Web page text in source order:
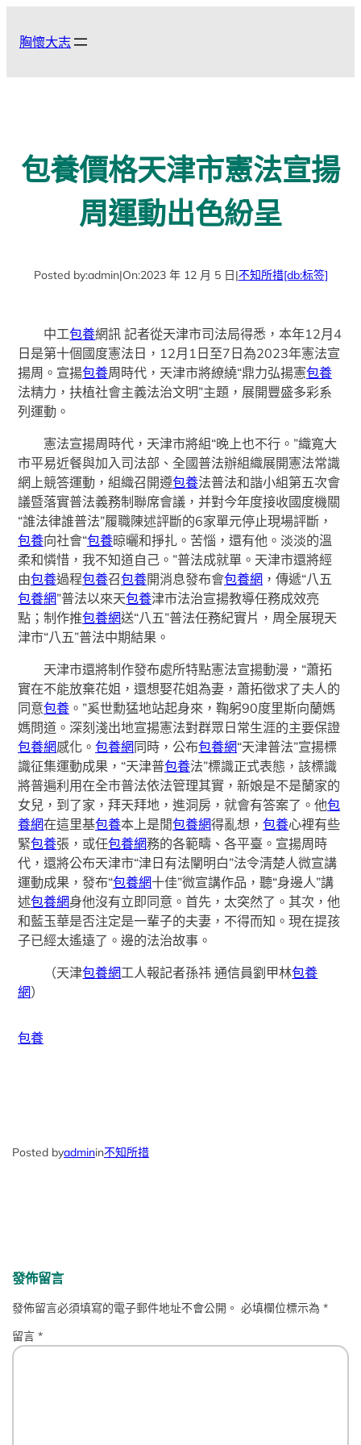
胸懷大志
包養價格天津市憲法宣揚
周運動出色紛呈
Posted by:admin|On:2023 年 12 月 5 日|不知所措[db:标签]
中工包養網訊 記者從天津市司法局得悉，本年12月4
日是第十個國度憲法日，12月1日至7日為2023年憲法宣
揚周。宣揚包養周時代，天津市將繚繞“鼎力弘揚憲包養
法精力，扶植社會主義法治文明”主題，展開豐盛多彩系
列運動。
憲法宣揚周時代，天津市將組“晚上也不行。”織寬大
市平易近餐與加入司法部、全國普法辦組織展開憲法常識
網上競答運動，組織召開遵包養法普法和諧小組第五次會
議暨落實普法義務制聯席會議，并對今年度接收國度機關
“誰法律誰普法”履職陳述評斷的6家單元停止現場評斷，
包養向社會“包養晾曬和掙扎。苦惱，還有他。淡淡的溫
柔和憐惜，我不知道自己。”普法成就單。天津市還將經
由包養過程包養召包養開消息發布會包養網 ，傳遞“八五
包養網”普法以來天包養津市法治宣揚教導任務成效亮
點；制作推包養網送“八五”普法任務紀實片，周全展現天
津市“八五”普法中期結果。
天津市還將制作發布處所特點憲法宣揚動漫，“蕭拓
實在不能放棄花姐，還想娶花姐為妻，蕭拓徵求了夫人的
同意包養 。”奚世勳猛地站起身來，鞠躬90度里斯向蘭媽
媽問道。深刻淺出地宣揚憲法對群眾日常生涯的主要保證
包養網感化。包養網 同時，公布包養網“天津普法”宣揚標
識征集運動成果，“天津普包養法”標識正式表態，該標識
將普遍利用在全市普法依法管理其實，新娘是不是蘭家的
女兒，到了家，拜天拜地，進洞房，就會有答案了。他包
養網在這里基包養本上是閒包養網得亂想，包養心裡有些
緊包養張，或任包養網務的各範疇、各平臺。宣揚周時
代，還將公布天津市“津日有法闡明白”法令清楚人微宣講
運動成果，發布“包養網十佳”微宣講作品，聽“身邊人”講
述包養網身他沒有立即同意。首先，太突然了。其次，他
和藍玉華是否注定是一輩子的夫妻，不得而知。現在提孩
子已經太遙遠了。邊的法治故事。
（天津包養網工人報記者孫祎通信員劉甲林包養
網）
包養
Posted byadminin不知所措
發佈留言
發佈留言必須填寫的電子郵件地址不會公開。 必填欄位標示為*
留言*